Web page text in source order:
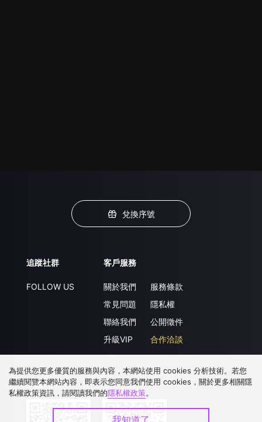
兌換序號
追蹤社群
FOLLOW US
客戶服務
關於我們
常見問題
聯絡我們
升級VIP
服務條款
隱私權
公開徵件
合作洽談
下載 APP
為提供您更多優質的服務與內容，本網站使用 cookies 分析技術。若您
繼續閱覽本網站內容，即表示您同意我們使用 cookies，關於更多相關隱
私權政策資訊，請閱讀我們的隱私權政策。
我知道了